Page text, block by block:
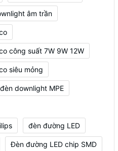
âm trần
công suất 7W 9W 12W
siêu mỏng
đèn downlight MPE
đèn đường LED
Đèn đường LED chip SMD